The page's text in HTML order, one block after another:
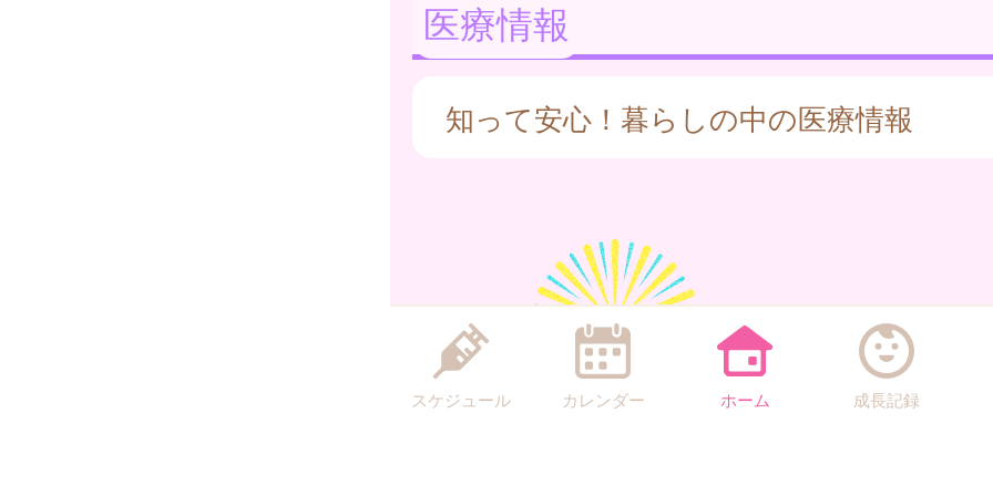
医療情報
知って安心！暮らしの中の医療情報
スケジュール カレンダー ホーム 成長記録